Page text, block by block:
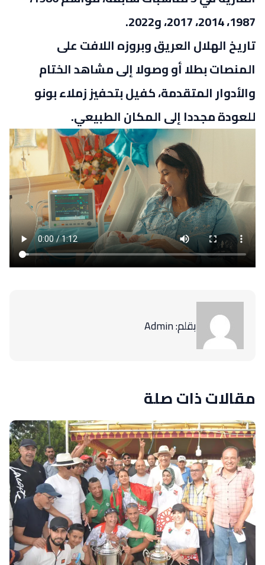
1987، 2014، 2017، و2022.
تاريخ الهلال العريق وبروزه اللافت على
المنصات بطلا أو وصولا إلى مشاهد الختام
والأدوار المتقدمة، كفيل بتحفيز زملاء بونو
للعودة مجددا إلى المكان الطبيعي.
بقلم: Admin
مقالات ذات صلة